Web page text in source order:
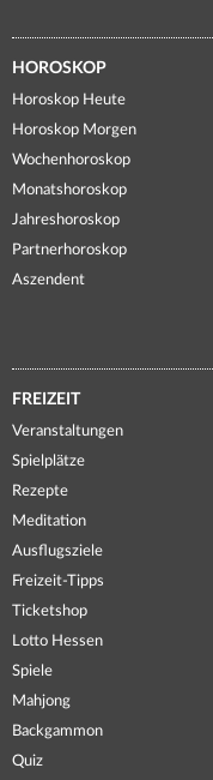
HOROSKOP
Horoskop Heute
Horoskop Morgen
Wochenhoroskop
Monatshoroskop
Jahreshoroskop
Partnerhoroskop
Aszendent
FREIZEIT
Veranstaltungen
Spielplätze
Rezepte
Meditation
Ausflugsziele
Freizeit-Tipps
Ticketshop
Lotto Hessen
Spiele
Mahjong
Backgammon
Quiz